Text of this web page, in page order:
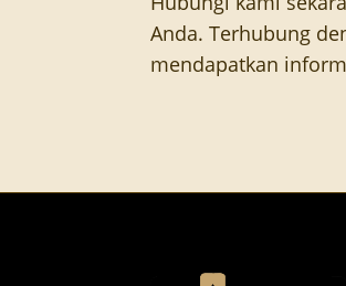
Anda. Terhubung
mendapatkan